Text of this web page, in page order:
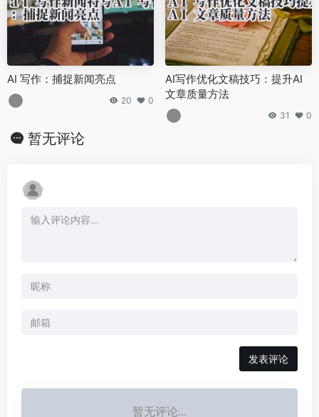
AI 写作：捕捉新闻亮点
20 0
AI写作优化文稿技巧：提升AI
文章质量方法
31 0
暂无评论
发表评论
暂无评论...